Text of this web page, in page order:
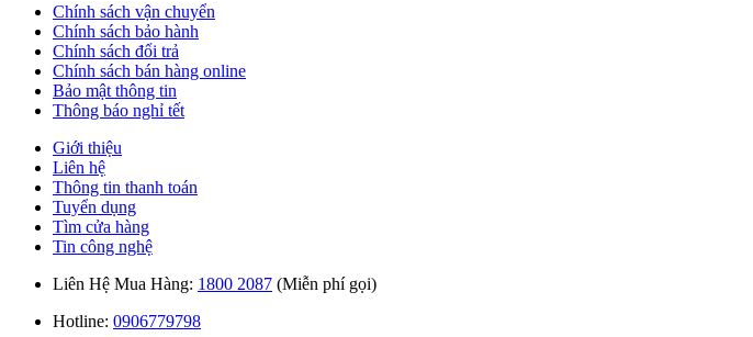
Chính sách vận chuyển
Chính sách bảo hành
Chính sách đổi trả
Chính sách bán hàng online
Bảo mật thông tin
Thông báo nghỉ tết
Giới thiệu
Liên hệ
Thông tin thanh toán
Tuyển dụng
Tìm cửa hàng
Tin công nghệ
Liên Hệ Mua Hàng: 1800 2087 (Miễn phí gọi)
Hotline: 0906779798